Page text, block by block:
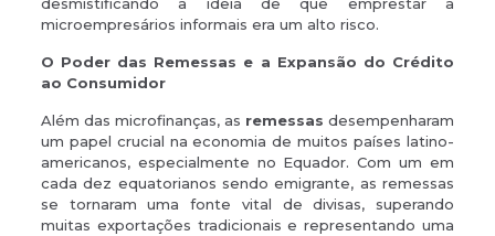
desmistificando a ideia de que emprestar a
microempresários informais era um alto risco.
O Poder das Remessas e a Expansão do Crédito
ao Consumidor
Além das microfinanças, as remessas desempenharam
um papel crucial na economia de muitos países latino-
americanos, especialmente no Equador. Com um em
cada dez equatorianos sendo emigrante, as remessas
se tornaram uma fonte vital de divisas, superando
muitas exportações tradicionais e representando uma